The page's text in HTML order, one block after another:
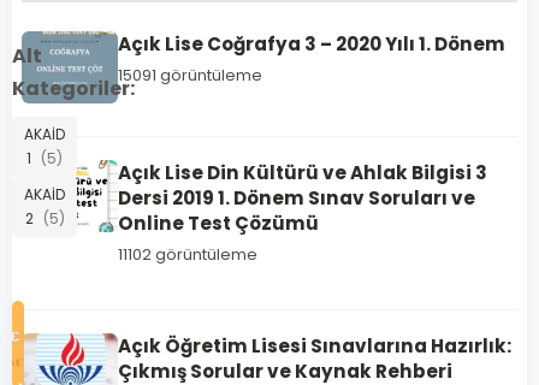
Alt
Kategoriler:
AKAİD
1 (5)
AKAİD
2 (5)
Açık Lise Coğrafya 3 – 2020 Yılı 1. Dönem
15091 görüntüleme
Açık Lise Din Kültürü ve Ahlak Bilgisi 3
Dersi 2019 1. Dönem Sınav Soruları ve
Online Test Çözümü
11102 görüntüleme
Açık Öğretim Lisesi Sınavlarına Hazırlık:
Çıkmış Sorular ve Kaynak Rehberi